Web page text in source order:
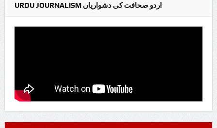
URDU JOURNALISM اردو صحافت کی دشواریاں